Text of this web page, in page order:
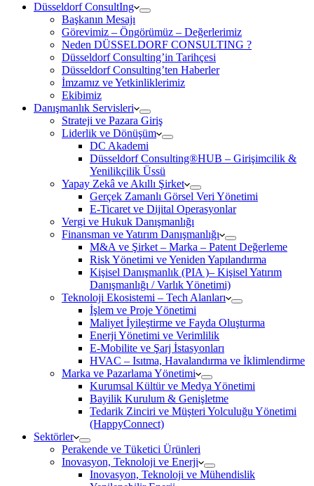
Düsseldorf ConsultIng
Başkanın Mesajı
Görevimiz – Öngörümüz – Değerlerimiz
Neden DÜSSELDORF CONSULTING ?
Düsseldorf Consulting’in Tarihçesi
Düsseldorf Consulting’ten Haberler
İmzamız ve Yetkinliklerimiz
Ekibimiz
Danışmanlık Servisleri
Strateji ve Pazara Giriş
Liderlik ve Dönüşüm
DC Akademi
Düsseldorf Consulting®HUB – Girişimcilik &
Yenilikçilik Üssü
Yapay Zekâ ve Akıllı Şirket
Gerçek Zamanlı Görsel Veri Yönetimi
E-Ticaret ve Dijital Operasyonlar
Vergi ve Hukuk Danışmanlığı
Finansman ve Yatırım Danışmanlığı
M&A ve Şirket – Marka – Patent Değerleme
Risk Yönetimi ve Yeniden Yapılandırma
Kişisel Danışmanlık (PIA )– Kişisel Yatırım
Danışmanlığı / Varlık Yönetimi)
Teknoloji Ekosistemi – Tech Alanları
İşlem ve Proje Yönetimi
Maliyet İyileştirme ve Fayda Oluşturma
Enerji Yönetimi ve Verimlilik
E-Mobilite ve Şarj İstasyonları
HVAC – Isıtma, Havalandırma ve İklimlendirme
Marka ve Pazarlama Yönetimi
Kurumsal Kültür ve Medya Yönetimi
Bayilik Kurulum & Genişletme
Tedarik Zinciri ve Müşteri Yolculuğu Yönetimi
(HappyConnect)
Sektörler
Perakende ve Tüketici Ürünleri
Inovasyon, Teknoloji ve Enerji
Inovasyon, Teknoloji ve Mühendislik